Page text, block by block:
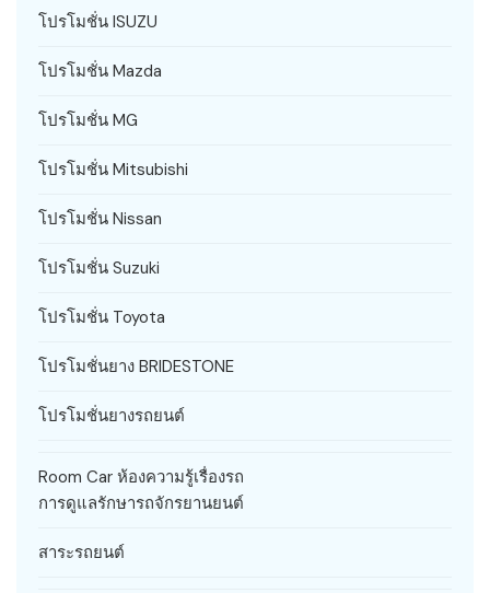
โปรโมชั่น ISUZU
โปรโมชั่น Mazda
โปรโมชั่น MG
โปรโมชั่น Mitsubishi
โปรโมชั่น Nissan
โปรโมชั่น Suzuki
โปรโมชั่น Toyota
โปรโมชั่นยาง BRIDESTONE
โปรโมชั่นยางรถยนต์
Room Car ห้องความรู้เรื่องรถ
การดูแลรักษารถจักรยานยนต์
สาระรถยนต์